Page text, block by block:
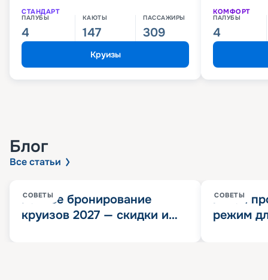
СТАНДАРТ
ПАЛУБЫ
4
КАЮТЫ
147
ПАССАЖИРЫ
309
Круизы
КОМФОРТ
ПАЛУБЫ
4
Блог
Все статьи
СОВЕТЫ
Раннее бронирование
круизов 2027 — скидки и
СОВЕТЫ
Китай
режим